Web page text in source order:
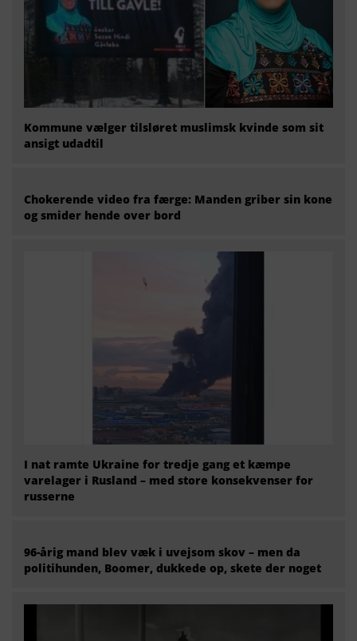
Kommune vælger tilsløret muslimsk kvinde som sit
ansigt udadtil
Chokerende video fra færge: Manden griber sin kone
og smider hende over bord
I nat ramte Ukraine for tredje gang et kæmpe
varelager i Rusland – med store konsekvenser for
russerne
96-årig mand blev væk i uvejsom skov – men da
politihunden, Boomer, dukkede op, skete der noget